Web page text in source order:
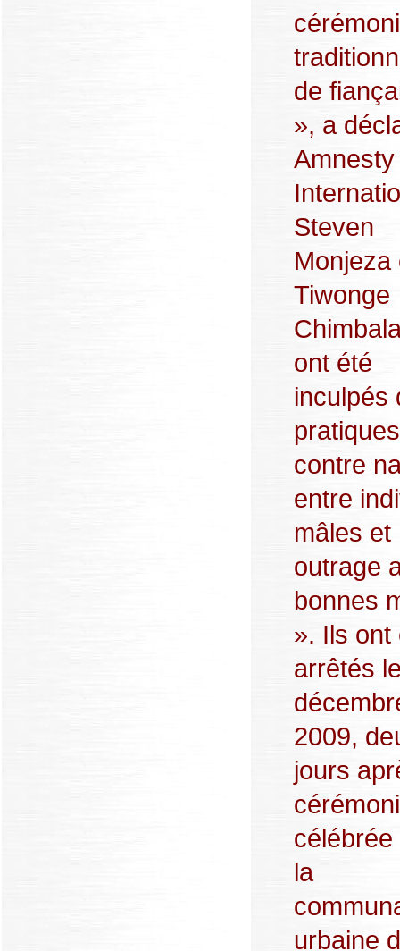
de
», a
Amnesty
Steven
Monjeza
Tiwonge
ont été
inculpés
pratiques
contre
entre
mâles et
outrage
bonnes
». Ils ont
arrêtés
2009,
jours
célébrée
la
urbaine